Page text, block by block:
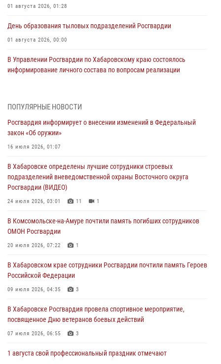
01 августа 2026, 01:28
День образования тыловых подразделений Росгвардии
01 августа 2026, 00:00
В Управлении Росгвардии по Хабаровскому краю состоялось
информирование личного состава по вопросам реализации
женщине, потерявшей сознание во время массового мероприятия
29 июля 2026, 23:24
29 июля 2026, 02:51
За прошедшую неделю в Хабаровском крае росгвардейцы провели
свыше 120 проверок условий хранения оружия
В Хабаровске при силовой поддержке спецназа Росгвардии
пресечена деятельность преступной группы, организовавшей сеть
28 июля 2026, 05:56
ПОПУЛЯРНЫЕ НОВОСТИ
Росгвардия информирует о внесении изменений в Федеральный
закон «Об оружии»
16 июля 2026, 01:07
В Хабаровске определены лучшие сотрудники строевых
подразделений вневедомственной охраны Восточного округа
Росгвардии (ВИДЕО)
24 июля 2026, 03:01 11 1
В Комсомольске-на-Амуре почтили память погибших сотрудников
ОМОН Росгвардии
20 июля 2026, 07:22 1
В Хабаровском крае сотрудники Росгвардии почтили память Героев
Российской Федерации
09 июля 2026, 04:35 3
В Хабаровске Росгвардия провела спортивное мероприятие,
посвященное Дню ветеранов боевых действий
07 июля 2026, 06:55 3
1 августа свой профессиональный праздник отмечают